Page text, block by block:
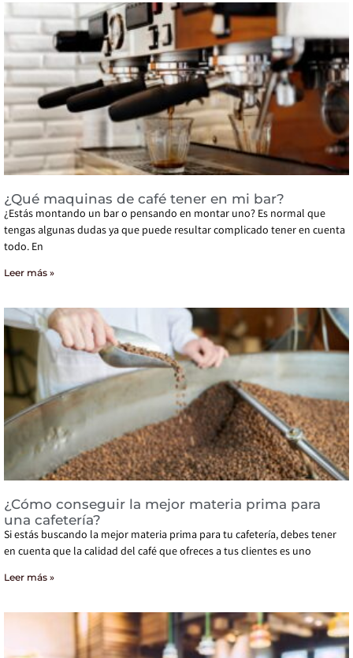
¿Qué maquinas de café tener en mi bar?
¿Estás montando un bar o pensando en montar uno? Es normal que
tengas algunas dudas ya que puede resultar complicado tener en cuenta
todo. En
Leer más »
¿Cómo conseguir la mejor materia prima para
una cafetería?
Si estás buscando la mejor materia prima para tu cafetería, debes tener
en cuenta que la calidad del café que ofreces a tus clientes es uno
Leer más »